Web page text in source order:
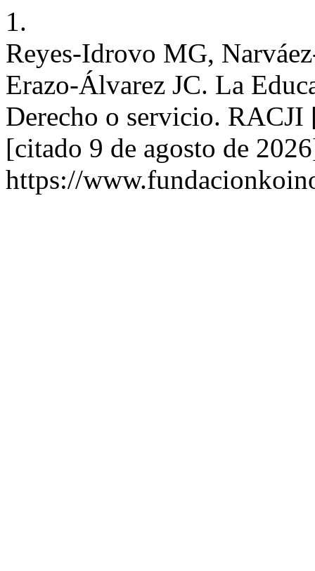
1.
Reyes-Idrovo MG,
Erazo-Álvarez JC. La
Derecho o servicio.
[citado 9 de agosto de
https://